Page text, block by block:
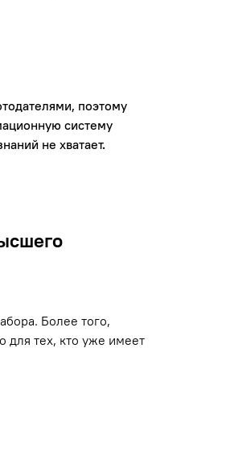
поэтому
систему
не хватает.
Более того,
для тех, кто уже имеет